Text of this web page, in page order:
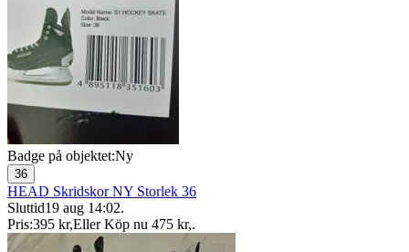
Badge på objektet:Ny
36
HEAD Skridskor NY Storlek 36
Sluttid19 aug 14:02.
Pris:395 kr,Eller Köp nu 475 kr,.